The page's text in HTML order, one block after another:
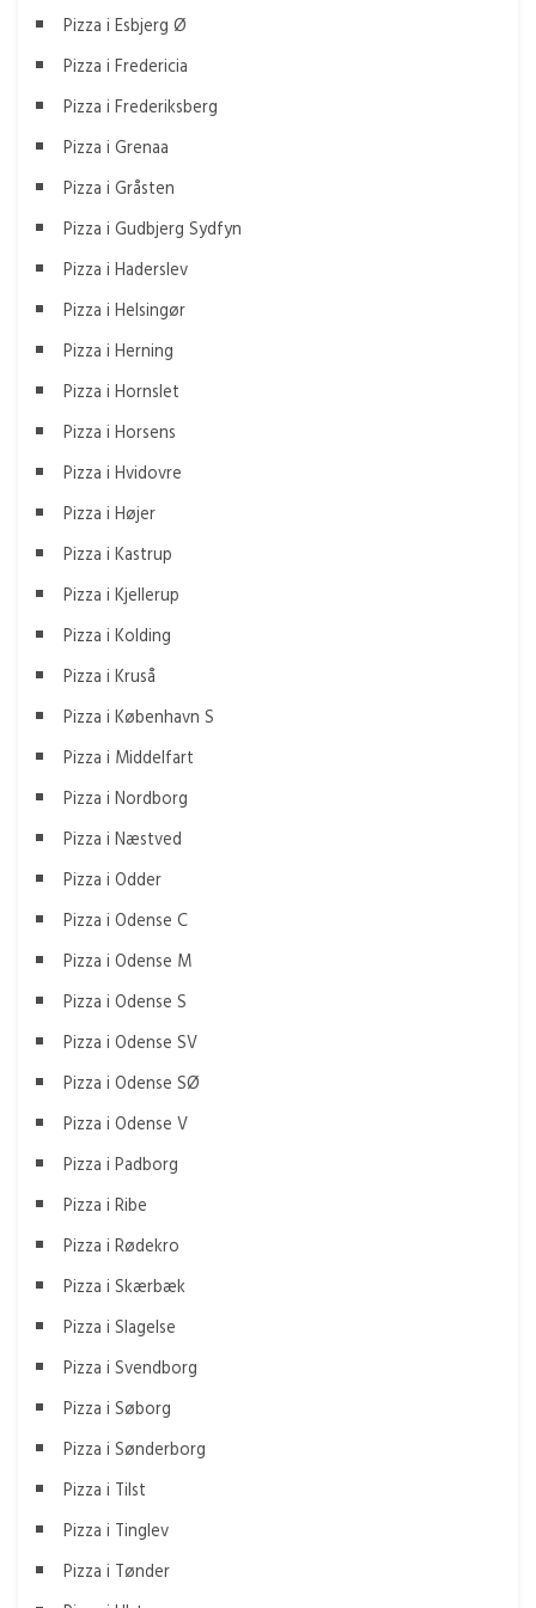
Pizza i Esbjerg Ø
Pizza i Fredericia
Pizza i Frederiksberg
Pizza i Grenaa
Pizza i Gråsten
Pizza i Gudbjerg Sydfyn
Pizza i Haderslev
Pizza i Helsingør
Pizza i Herning
Pizza i Hornslet
Pizza i Horsens
Pizza i Hvidovre
Pizza i Højer
Pizza i Kastrup
Pizza i Kjellerup
Pizza i Kolding
Pizza i Kruså
Pizza i København S
Pizza i Middelfart
Pizza i Nordborg
Pizza i Næstved
Pizza i Odder
Pizza i Odense C
Pizza i Odense M
Pizza i Odense S
Pizza i Odense SV
Pizza i Odense SØ
Pizza i Odense V
Pizza i Padborg
Pizza i Ribe
Pizza i Rødekro
Pizza i Skærbæk
Pizza i Slagelse
Pizza i Svendborg
Pizza i Søborg
Pizza i Sønderborg
Pizza i Tilst
Pizza i Tinglev
Pizza i Tønder